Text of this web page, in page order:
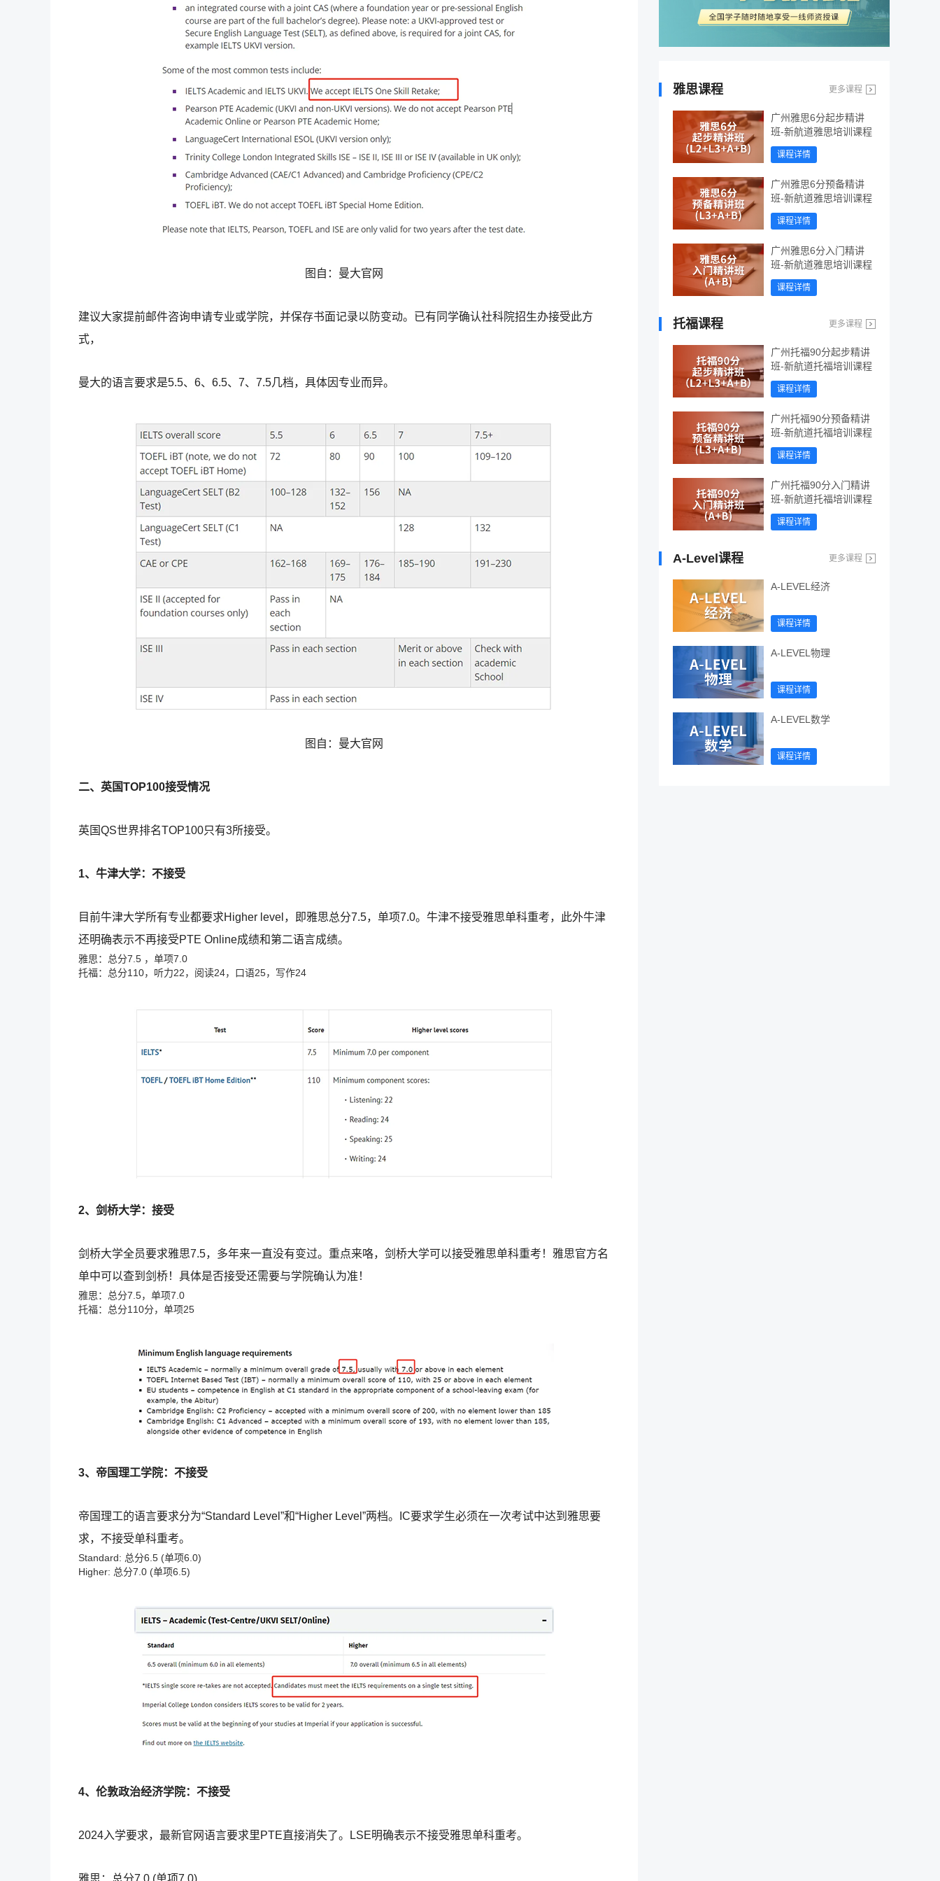
图自：曼大官网
建议大家提前邮件咨询申请专业或学院，并保存书面记录以防变动。已有同学确认社科院招生办接受此方
式，
曼大的语言要求是5.5、6、6.5、7、7.5几档，具体因专业而异。
图自：曼大官网
二、英国TOP100接受情况
英国QS世界排名TOP100只有3所接受。
1、牛津大学：不接受
目前牛津大学所有专业都要求Higher level，即雅思总分7.5，单项7.0。牛津不接受雅思单科重考，此外牛津
还明确表示不再接受PTE Online成绩和第二语言成绩。
雅思：总分7.5 ，单项7.0
托福：总分110，听力22，阅读24，口语25，写作24
2、剑桥大学：接受
剑桥大学全员要求雅思7.5，多年来一直没有变过。重点来咯，剑桥大学可以接受雅思单科重考！雅思官方名
单中可以查到剑桥！具体是否接受还需要与学院确认为准！
雅思：总分7.5，单项7.0
托福：总分110分，单项25
3、帝国理工学院：不接受
帝国理工的语言要求分为“Standard Level”和“Higher Level”两档。IC要求学生必须在一次考试中达到雅思要
求，不接受单科重考。
Standard: 总分6.5 (单项6.0)
Higher: 总分7.0 (单项6.5)
4、伦敦政治经济学院：不接受
2024入学要求，最新官网语言要求里PTE直接消失了。LSE明确表示不接受雅思单科重考。
雅思：总分7.0 (单项7.0)
雅思课程 更多课程
广州雅思6分起步精讲
班-新航道雅思培训课程
课程详情
广州雅思6分预备精讲
班-新航道雅思培训课程
课程详情
广州雅思6分入门精讲
班-新航道雅思培训课程
课程详情
托福课程 更多课程
广州托福90分起步精讲
班-新航道托福培训课程
课程详情
广州托福90分预备精讲
班-新航道托福培训课程
课程详情
广州托福90分入门精讲
班-新航道托福培训课程
课程详情
A-Level课程 更多课程
A-LEVEL经济
课程详情
A-LEVEL物理
课程详情
A-LEVEL数学
课程详情